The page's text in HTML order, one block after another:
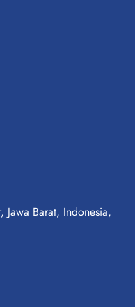
Barat, Indonesia,